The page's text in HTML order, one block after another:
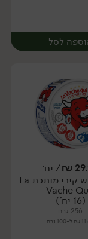
לסל
יח׳
₪/ יח׳
גבינת לבש קירי מותכת La
Vache
(16 יח')
256 גרם
גרם